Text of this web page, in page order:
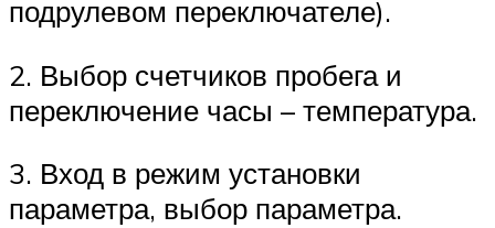
подрулевом переключателе).
2. Выбор счетчиков пробега и
переключение часы – температура.
3. Вход в режим установки
параметра, выбор параметра.